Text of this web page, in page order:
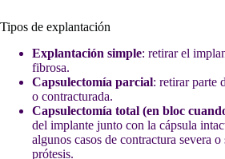
Tipos de explantación
Explantación simple: retirar el
fibrosa.
Capsulectomía parcial: retirar parte
o contracturada.
Capsulectomía total (en bloc
del implante junto con la cápsula
algunos casos de contractura severa
prótesis.